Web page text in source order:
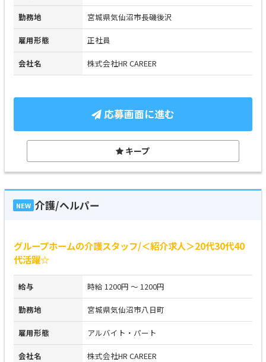
勤務地 宮城県気仙沼市長磯後沢
雇用形態 正社員
会社名 株式会社HR CAREER
応募画面に進む
キープ
NEW 介護/ヘルパー
グループホームの介護スタッフ/＜紹介求人＞20代30代40
代活躍☆
給与 時給 1200円 ～ 1200円
勤務地 宮城県気仙沼市八日町
雇用形態 アルバイト・パート
会社名 株式会社HR CAREER